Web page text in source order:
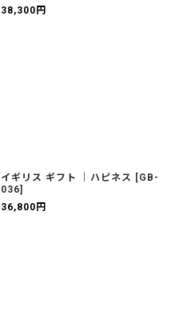
38,300 円
イギリス ギフト ｜ハピネス [GB-
036]
36,800 円